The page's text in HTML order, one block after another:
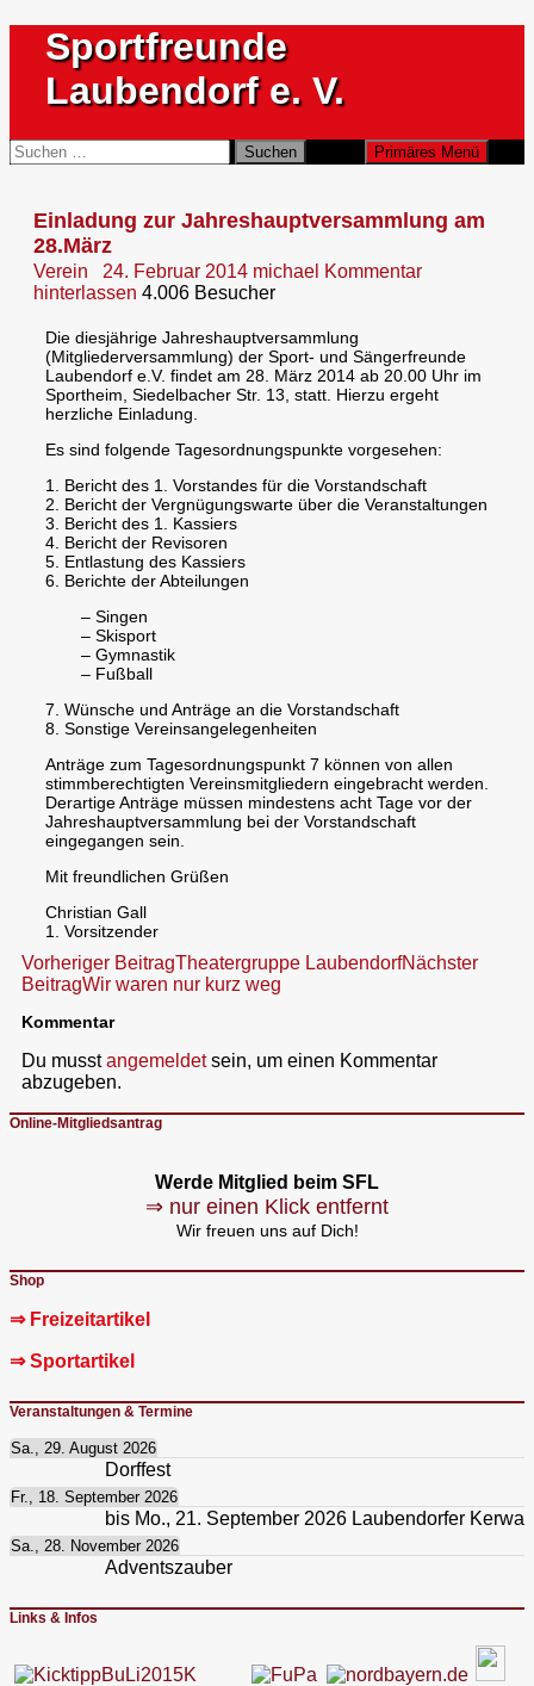
Inhalt
springen
Sportfreunde
Laubendorf e. V.
Suchen Primäres Menü
Suchen
nach:
Einladung zur Jahreshauptversammlung am
28.März
Verein 24. Februar 2014 michael Kommentar
hinterlassen 4.006 Besucher
Die diesjährige Jahreshauptversammlung
(Mitgliederversammlung) der Sport- und Sängerfreunde
Laubendorf e.V. findet am 28. März 2014 ab 20.00 Uhr im
Sportheim, Siedelbacher Str. 13, statt. Hierzu ergeht
herzliche Einladung.
Es sind folgende Tagesordnungspunkte vorgesehen:
1. Bericht des 1. Vorstandes für die Vorstandschaft
2. Bericht der Vergnügungswarte über die Veranstaltungen
3. Bericht des 1. Kassiers
4. Bericht der Revisoren
5. Entlastung des Kassiers
6. Berichte der Abteilungen
– Singen
– Skisport
– Gymnastik
– Fußball
7. Wünsche und Anträge an die Vorstandschaft
8. Sonstige Vereinsangelegenheiten
Anträge zum Tagesordnungspunkt 7 können von allen
stimmberechtigten Vereinsmitgliedern eingebracht werden.
Derartige Anträge müssen mindestens acht Tage vor der
Jahreshauptversammlung bei der Vorstandschaft
eingegangen sein.
Mit freundlichen Grüßen
Christian Gall
1. Vorsitzender
Beitragsnavigation
Vorheriger BeitragTheatergruppe LaubendorfNächster
BeitragWir waren nur kurz weg
Kommentar
Du musstangemeldetsein, um einen Kommentar
abzugeben.
Online-Mitgliedsantrag
Werde Mitglied beim SFL
⇒ nur einen Klick entfernt
Wir freuen uns auf Dich!
Shop
⇒ Freizeitartikel
⇒ Sportartikel
Veranstaltungen & Termine
Sa., 29. August 2026
Dorffest
Fr., 18. September 2026
bis Mo., 21. September 2026 Laubendorfer Kerwa
Sa., 28. November 2026
Adventszauber
Links & Infos